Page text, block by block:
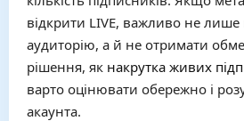
відкрити LIVE, важливо не лише
аудиторію, а й не отримати
рішення, як накрутка живих
варто оцінювати обережно і
акаунта.